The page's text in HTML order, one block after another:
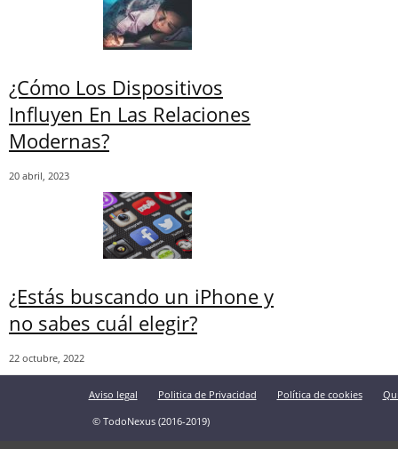
¿Cómo Los Dispositivos
Influyen En Las Relaciones
Modernas?
20 abril, 2023
¿Estás buscando un iPhone y
no sabes cuál elegir?
22 octubre, 2022
Aviso legal Politica de Privacidad Política de cookies
© TodoNexus (2016-2019)